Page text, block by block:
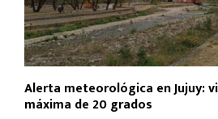
Alerta meteorológica en Jujuy:
máxima de 20 grados